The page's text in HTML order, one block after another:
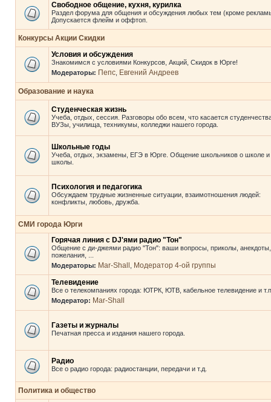
Свободное общение, кухня, курилка
Раздел форума для общения и обсуждения любых тем (кроме
Допускается флейм и оффтоп.
Конкурсы Акции Скидки
Условия и обсуждения
Знакомимся с условиями Конкурсов, Акций, Скидок в Юрге!
Модераторы: Пепс Евгений Андреев
Образование и наука
Студенческая жизнь
Учеба, отдых, сессия. Разговоры обо всем, что касается
ВУЗы, училища, техникумы, колледжи нашего города.
Школьные годы
Учеба, отдых, экзамены, ЕГЭ в Юрге. Общение школьников о школе и
школы.
Психология и педагогика
Обсуждаем трудные жизненные ситуации, взаимотношения людей:
конфликты, любовь, дружба.
СМИ города Юрги
Горячая линия с DJ'ями радио "Тон"
Общение с ди-джеями радио "Тон": ваши вопросы, приколы, анекдоты,
пожелания, ...
Модераторы: Mar-Shall
Модератор 4-ой группы
Телевидение
Все о телекомпаниях города: ЮТРК, ЮТВ, кабельное телевидение и
Модератор: Mar-Shall
Газеты и журналы
Печатная пресса и издания нашего города.
Радио
Все о радио города: радиостанции, передачи и т.д.
Политика и общество